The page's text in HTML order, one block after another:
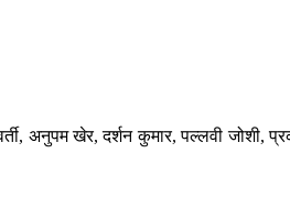
अनुपम खेर, दर्शन कुमार, पल्लवी